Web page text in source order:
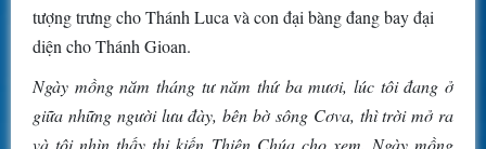
tượng trưng cho Thánh Luca và con đại bàng đang bay đại
diện cho Thánh Gioan.
Ngày mồng năm tháng tư năm thứ ba mươi, lúc tôi đang ở
giữa những người lưu đày, bên bờ sông Cơva, thì trời mở ra
và tôi nhìn thấy thị kiến Thiên Chúa cho xem. Ngày mồng